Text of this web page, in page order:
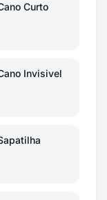
Curto
Invisivel